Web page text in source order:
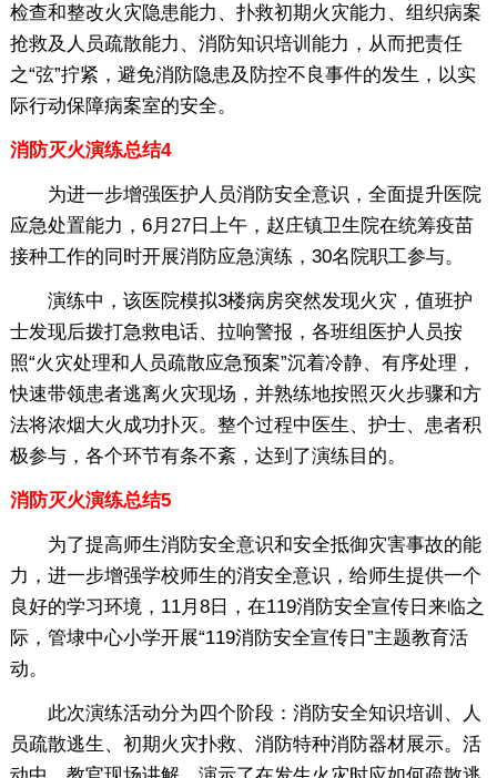
检查和整改火灾隐患能力、扑救初期火灾能力、组织病案
抢救及人员疏散能力、消防知识培训能力，从而把责任
之“弦”拧紧，避免消防隐患及防控不良事件的发生，以实
际行动保障病案室的安全。
消防灭火演练总结4
为进一步增强医护人员消防安全意识，全面提升医院
应急处置能力，6月27日上午，赵庄镇卫生院在统筹疫苗
接种工作的同时开展消防应急演练，30名院职工参与。
演练中，该医院模拟3楼病房突然发现火灾，值班护
士发现后拨打急救电话、拉响警报，各班组医护人员按
照“火灾处理和人员疏散应急预案”沉着冷静、有序处理，
快速带领患者逃离火灾现场，并熟练地按照灭火步骤和方
法将浓烟大火成功扑灭。整个过程中医生、护士、患者积
极参与，各个环节有条不紊，达到了演练目的。
消防灭火演练总结5
为了提高师生消防安全意识和安全抵御灾害事故的能
力，进一步增强学校师生的消安全意识，给师生提供一个
良好的学习环境，11月8日，在119消防安全宣传日来临之
际，管埭中心小学开展“119消防安全宣传日”主题教育活
动。
此次演练活动分为四个阶段：消防安全知识培训、人
员疏散逃生、初期火灾扑救、消防特种消防器材展示。活